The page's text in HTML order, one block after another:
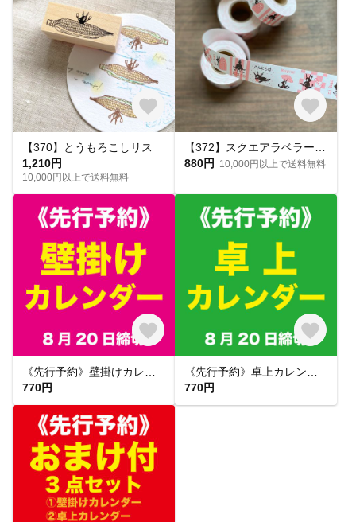
【370】とうもろこしリス
1,210円
10,000円以上で送料無料
880円
10,000円以上で送料無料
770円
770円